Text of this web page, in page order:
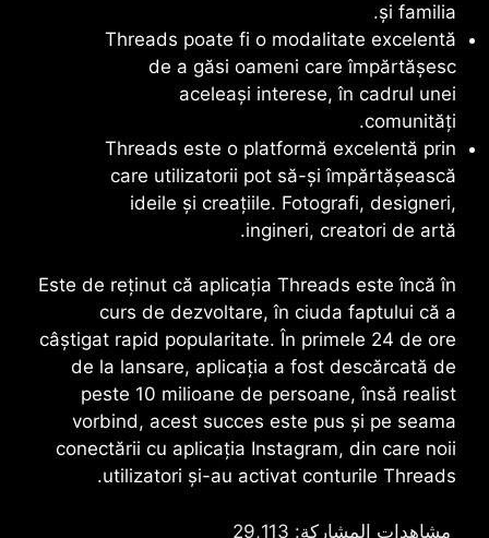
și familia.
Threads poate fi o modalitate excelentă
de a găsi oameni care împărtășesc
aceleași interese, în cadrul unei
comunități.
Threads este o platformă excelentă prin
care utilizatorii pot să-și împărtășească
ideile și creațiile. Fotografi, designeri,
ingineri, creatori de artă.
Este de reținut că aplicația Threads este încă în
curs de dezvoltare, în ciuda faptului că a
câștigat rapid popularitate. În primele 24 de ore
de la lansare, aplicația a fost descărcată de
peste 10 milioane de persoane, însă realist
vorbind, acest succes este pus și pe seama
conectării cu aplicația Instagram, din care noii
utilizatori și-au activat conturile Threads
.
مشاهدات المشاركة: 29,113